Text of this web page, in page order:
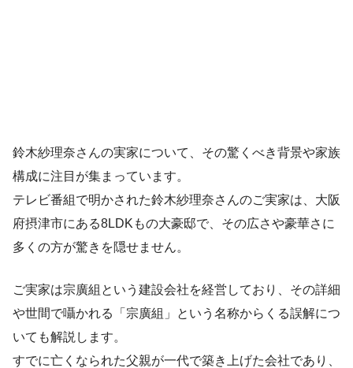
鈴木紗理奈さんの実家について、その驚くべき背景や家族
構成に注目が集まっています。
テレビ番組で明かされた鈴木紗理奈さんのご実家は、大阪
府摂津市にある8LDKもの大豪邸で、その広さや豪華さに
多くの方が驚きを隠せません。
ご実家は宗廣組という建設会社を経営しており、その詳細
や世間で囁かれる「宗廣組」という名称からくる誤解につ
いても解説します。
すでに亡くなられた父親が一代で築き上げた会社であり、